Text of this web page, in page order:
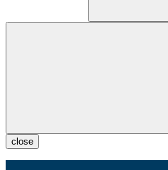
close